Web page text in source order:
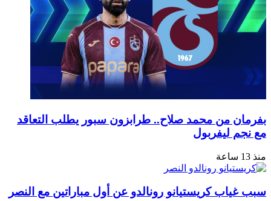
بفرمان من محمد صلاح.. طرابزون سبور يطلب التعاقد
مع نجم ليفربول
منذ 13 ساعة
سبب غياب كريستيانو رونالدو عن أول مباراتين مع النصر